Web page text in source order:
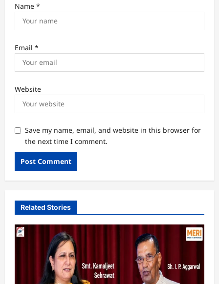
Name *
Email *
Website
Save my name, email, and website in this browser for
the next time I comment.
Related Stories